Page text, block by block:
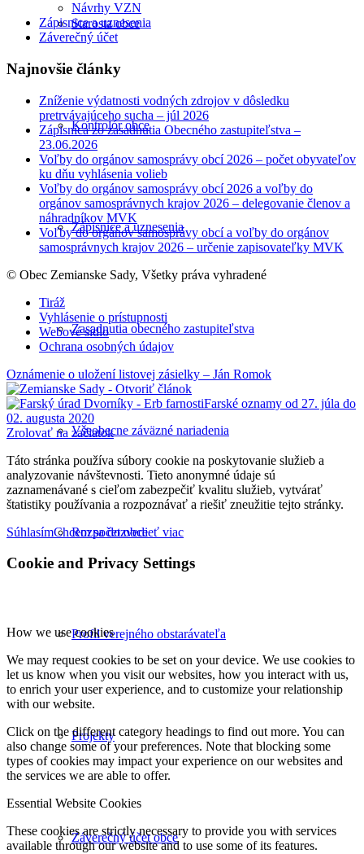
Starosta obce
Kontrolór obce
Zápisnice a uznesenia
Zasadnutia obecného zastupiteľstva
Všeobecne záväzné nariadenia
Rozpočet obce
Profil verejného obstarávateľa
Projekty
Záverečný účet obce
Návrhy VZN
Zápisnice a uznesenia
Záverečný účet
Najnovšie články
Zníženie výdatnosti vodných zdrojov v dôsledku
pretrvávajúceho sucha – júl 2026
Zápisnica zo zasadnutia Obecného zastupiteľstva –
23.06.2026
Voľby do orgánov samosprávy obcí 2026 – počet obyvateľov
ku dňu vyhlásenia volieb
Voľby do orgánov samosprávy obcí 2026 a voľby do
orgánov samosprávnych krajov 2026 – delegovanie členov a
náhradníkov MVK
Voľby do orgánov samosprávy obcí a voľby do orgánov
samosprávnych krajov 2026 – určenie zapisovateľky MVK
© Obec Zemianske Sady, Všetky práva vyhradené
Tiráž
Vyhlásenie o prístupnosti
Webové sídlo
Ochrana osobných údajov
Oznámenie o uložení listovej zásielky – Ján Romok
Farské oznamy od 27. júla do
02. augusta 2020
Zrolovať na začiatok
Táto stránka používa súbory cookie na poskytovanie služieb a
analyzovanie návštevnosti. Tieto anonymné údaje sú
zaznamenávané s cieľom zabezpečiť kvalitu služieb, vytvárať
štatistiky používania a rozpoznávať a riešiť zneužitie tejto stránky.
SúhlasímChcem sa dozvedieť viac
Cookie and Privacy Settings
How we use cookies
We may request cookies to be set on your device. We use cookies to
let us know when you visit our websites, how you interact with us,
to enrich your user experience, and to customize your relationship
with our website.
Click on the different category headings to find out more. You can
also change some of your preferences. Note that blocking some
types of cookies may impact your experience on our websites and
the services we are able to offer.
Essential Website Cookies
These cookies are strictly necessary to provide you with services
available through our website and to use some of its features.